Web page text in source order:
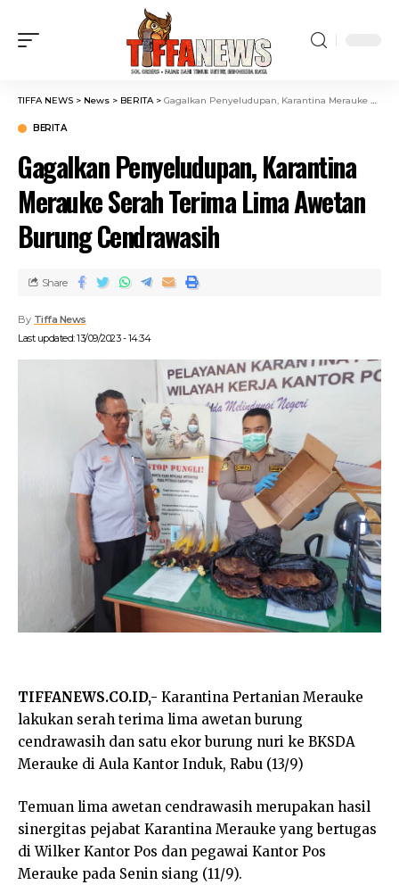
TIFFA NEWS > News > BERITA> Gagalkan Penyeludupan, Karantina Merauke Serah Terima Lima Awetan Burung Cendrawasih
BERITA
Gagalkan Penyeludupan, Karantina
Merauke Serah Terima Lima Awetan
Burung Cendrawasih
Last updated: 13/09/2023 - 14:34
By Tiffa News
Share
TIFFANEWS.CO.ID,- Karantina Pertanian Merauke
lakukan serah terima lima awetan burung
cendrawasih dan satu ekor burung nuri ke BKSDA
Merauke di Aula Kantor Induk, Rabu (13/9)
Temuan lima awetan cendrawasih merupakan hasil
sinergitas pejabat Karantina Merauke yang bertugas
di Wilker Kantor Pos dan pegawai Kantor Pos
Merauke pada Senin siang (11/9).